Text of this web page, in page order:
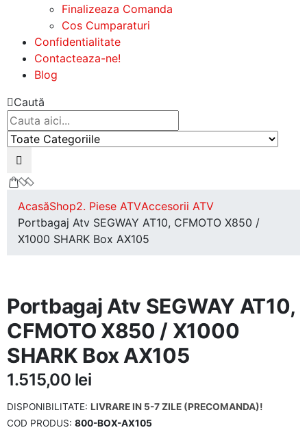
Finalizeaza Comanda
Cos Cumparaturi
Confidentialitate
Contacteaza-ne!
Blog
Caută
AcasăShop2. Piese ATVAccesorii ATV
Portbagaj Atv SEGWAY AT10, CFMOTO X850 /
X1000 SHARK Box AX105
Portbagaj Atv SEGWAY AT10,
CFMOTO X850 / X1000
SHARK Box AX105
1.515,00 lei
DISPONIBILITATE: LIVRARE IN 5-7 ZILE (PRECOMANDA)!
COD PRODUS: 800-BOX-AX105